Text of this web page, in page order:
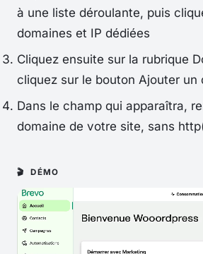
à une liste déroulante, puis
domaines et IP dédiées
Cliquez ensuite sur la rubrique
cliquez sur le bouton Ajouter un
Dans le champ qui apparaîtra,
domaine de votre site, sans